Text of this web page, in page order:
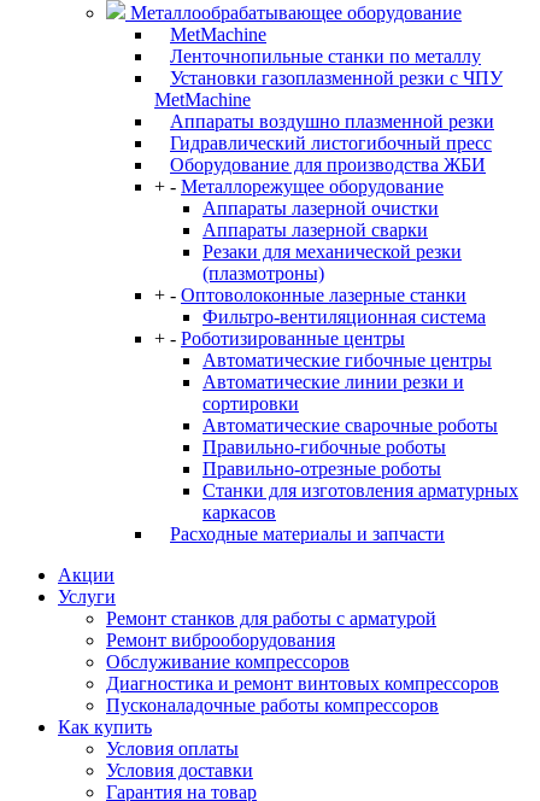
Металлообрабатывающее оборудование
MetMachine
Ленточнопильные станки по металлу
Установки газоплазменной резки с ЧПУ
MetMachine
Аппараты воздушно плазменной резки
Гидравлический листогибочный пресс
Оборудование для производства ЖБИ
+ - Металлорежущее оборудование
Аппараты лазерной очистки
Аппараты лазерной сварки
Резаки для механической резки
(плазмотроны)
+ - Оптоволоконные лазерные станки
Фильтро-вентиляционная система
+ - Роботизированные центры
Автоматические гибочные центры
Автоматические линии резки и
сортировки
Автоматические сварочные роботы
Правильно-гибочные роботы
Правильно-отрезные роботы
Станки для изготовления арматурных
каркасов
Расходные материалы и запчасти
Акции
Услуги
Ремонт станков для работы с арматурой
Ремонт виброоборудования
Обслуживание компрессоров
Диагностика и ремонт винтовых компрессоров
Пусконаладочные работы компрессоров
Как купить
Условия оплаты
Условия доставки
Гарантия на товар